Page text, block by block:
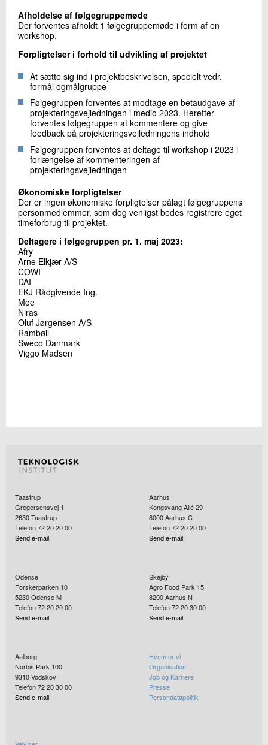
Afholdelse af følgegruppemøde
Der forventes afholdt 1 følgegruppemøde i form af en
workshop.
Forpligtelser i forhold til udvikling af projektet
At sætte sig ind i projektbeskrivelsen, specielt vedr.
formål ogmålgruppe
Følgegruppen forventes at modtage en betaudgave af
projekteringsvejledningen i medio 2023. Herefter
forventes følgegruppen at kommentere og give
feedback på projekteringsvejledningens indhold
Følgegruppen forventes at deltage til workshop i 2023 i
forlængelse af kommenteringen af
projekteringsvejledningen
Økonomiske forpligtelser
Der er ingen økonomiske forpligtelser pålagt følgegruppens
personmedlemmer, som dog venligst bedes registrere eget
timeforbrug til projektet.
Deltagere i følgegruppen pr. 1. maj 2023:
Afry
Arne Elkjær A/S
COWI
DAI
EKJ Rådgivende Ing.
Moe
Niras
Oluf Jørgensen A/S
Rambøll
Sweco Danmark
Viggo Madsen
Taastrup
Gregersensvej 1
2630Taastrup
Telefon 72 20 20 00
Send e-mail
Aarhus
Kongsvang Allé 29
8000Aarhus C
Telefon 72 20 20 00
Send e-mail
Odense
Forskerparken 10
5230Odense M
Telefon 72 20 20 00
Send e-mail
Skejby
Agro Food Park 15
8200Aarhus N
Telefon 72 20 30 00
Send e-mail
Aalborg
Norbis Park 100
9310Vodskov
Telefon 72 20 30 00
Send e-mail
Hvem er vi
Organisation
Job og Karriere
Presse
Persondatapolitik